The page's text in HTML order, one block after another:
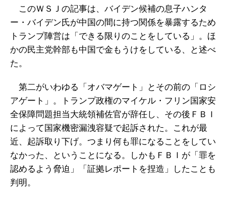
このＷＳＪの記事は、バイデン候補の息子ハンタ
ー・バイデン氏が中国の間に持つ関係を暴露するため
トランプ陣営は「できる限りのことをしている」。ほ
かの民主党幹部も中国で金もうけをしている、と述べ
た。
第二がいわゆる「オバマゲート」とその前の「ロシ
アゲート」。トランプ政権のマイケル・フリン国家安
全保障問題担当大統領補佐官が辞任し、その後ＦＢＩ
によって国家機密漏洩容疑で起訴された。これが最
近、起訴取り下げ。つまり何も罪になることをしてい
なかった、ということになる。しかもＦＢＩが「罪を
認めるよう脅迫」「証拠レポートを捏造」したことも
判明。